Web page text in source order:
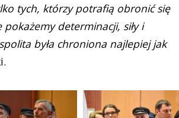
tych, którzy potrafią obronić się
determinacji, siły i
była chroniona najlepiej jak